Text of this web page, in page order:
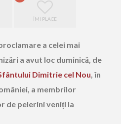
ÎMI PLACE
a celei mai
a avut loc duminică, de
Dimitrie cel Nou, în
a membrilor
de pelerini veniți la